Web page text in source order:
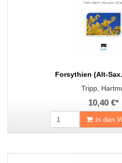
Forsythien (Alt-
Tripp,
10,40 €*
In den